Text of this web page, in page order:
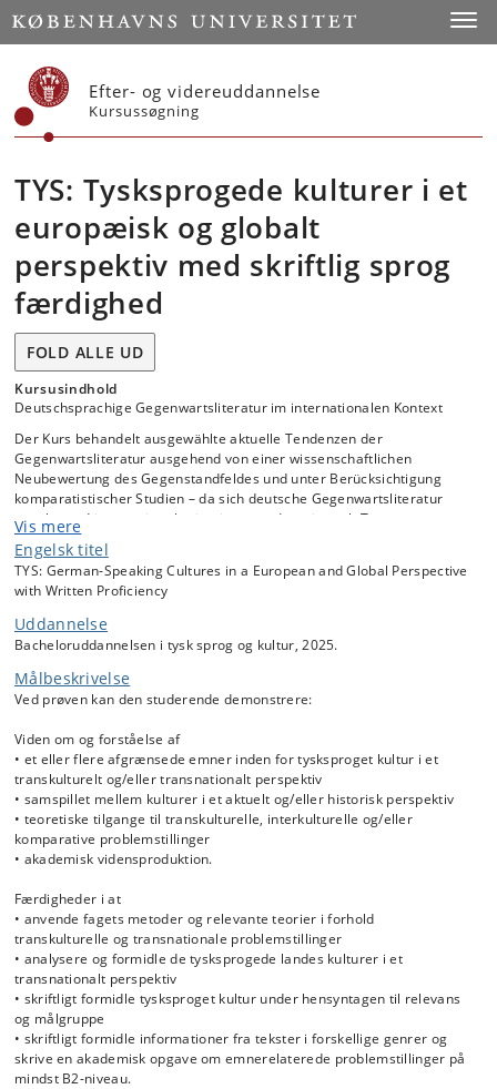
Start
Efter- og videreuddannelse
Kursussøgning
TYS: Tysksprogede kulturer i et
europæisk og globalt
perspektiv med skriftlig sprog
færdighed
FOLD ALLE UD
Kursusindhold
Deutschsprachige Gegenwartsliteratur im internationalen Kontext
Der Kurs behandelt ausgewählte aktuelle Tendenzen der
Gegenwartsliteratur ausgehend von einer wissenschaftlichen
Neubewertung des Gegenstandfeldes und unter Berücksichtigung
komparatistischer Studien – da sich deutsche Gegenwartsliteratur
zunehmend international orientiert, werden wir auch Texte aus
anderen Sprachen (in deutscher Übersetzung) lesen, wo dies relevant
erscheint.
Vis mere
Engelsk titel
TYS: German-Speaking Cultures in a European and Global Perspective
with Written Proficiency
Uddannelse
Bacheloruddannelsen i tysk sprog og kultur, 2025.
Målbeskrivelse
Ved prøven kan den studerende demonstrere:
Viden om og forståelse af
• et eller flere afgrænsede emner inden for tysksproget kultur i et
transkulturelt og/eller transnationalt perspektiv
• samspillet mellem kulturer i et aktuelt og/eller historisk perspektiv
• teoretiske tilgange til transkulturelle, interkulturelle og/eller
komparative problemstillinger
• akademisk vidensproduktion.
Færdigheder i at
• anvende fagets metoder og relevante teorier i forhold
transkulturelle og transnationale problemstillinger
• analysere og formidle de tysksprogede landes kulturer i et
transnationalt perspektiv
• skriftligt formidle tysksproget kultur under hensyntagen til relevans
og målgruppe
• skriftligt formidle informationer fra tekster i forskellige genrer og
skrive en akademisk opgave om emnerelaterede problemstillinger på
mindst B2-niveau.